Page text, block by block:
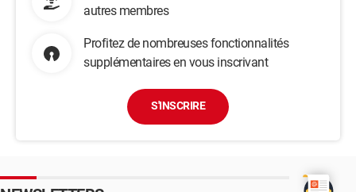
autres membres
Profitez de nombreuses fonctionnalités
supplémentaires en vous inscrivant
S'INSCRIRE